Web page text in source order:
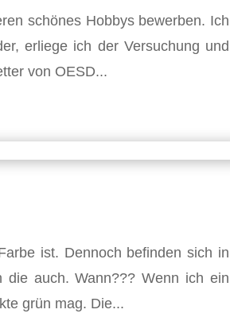
schönes Hobbys bewerben. Ich
erliege ich der Versuchung und
von OESD...
ist. Dennoch befinden sich in
auch. Wann??? Wenn ich ein
grün mag. Die...